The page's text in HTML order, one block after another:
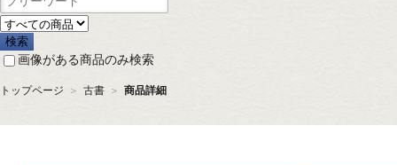
画像がある商品のみ検索
トップページ ＞ 古書 ＞ 商品詳細